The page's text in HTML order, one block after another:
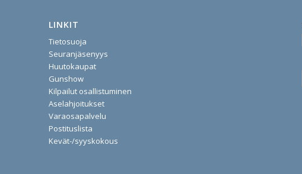
LINKIT
Tietosuoja
Seuranjäsenyys
Huutokaupat
Gunshow
Kilpailut osallistuminen
Aselahjoitukset
Varaosapalvelu
Postituslista
Kevät-/syyskokous